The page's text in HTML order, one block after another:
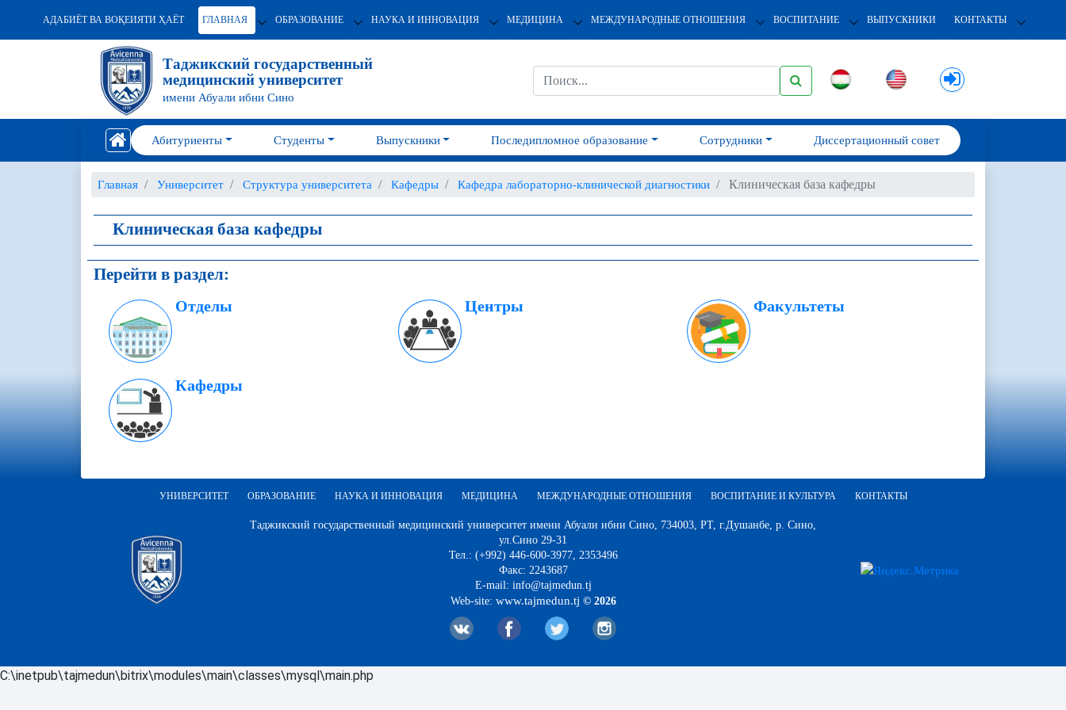
АДАБИЁТ ВА ВОҚЕИЯТИ ҲАЁТ ГЛАВНАЯ ОБРАЗОВАНИЕ НАУКА И ИННОВАЦИЯ МЕДИЦИНА МЕЖДУНАРОДНЫЕ ОТНОШЕНИЯ ВОСПИТАНИЕ ВЫПУСКНИКИ КОНТАКТЫ
Таджикский государственный
медицинский университет
имени Абуали ибни Сино
Абитуриенты Студенты Выпускники Последипломное образование Сотрудники Диссертационный совет
Главная Университет Структура университета Кафедры Кафедра лабораторно-клинической диагностики Клиническая база кафедры
Клиническая база кафедры
Перейти в раздел:
Отделы Центры Факультеты
Кафедры
УНИВЕРСИТЕТ ОБРАЗОВАНИЕ НАУКА И ИННОВАЦИЯ МЕДИЦИНА МЕЖДУНАРОДНЫЕ ОТНОШЕНИЯ ВОСПИТАНИЕ И КУЛЬТУРА КОНТАКТЫ
Таджикский государственный медицинский университет имени Абуали ибни Сино, 734003, РТ, г.Душанбе, р. Сино,
ул.Сино 29-31
Тел.: (+992) 446-600-3977, 2353496
Факс: 2243687
E-mail: info@tajmedun.tj
Web-site: www.tajmedun.tj © 2026
C:\inetpub\tajmedun\bitrix\modules\main\classes\mysql\main.php